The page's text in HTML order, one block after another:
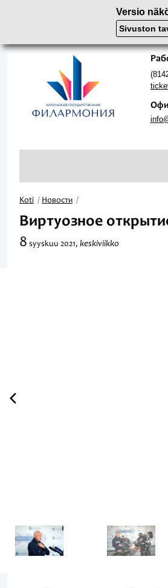
Versio
Sivuston
Koti Новости
Виртуозное
8 syyskuu 2021, keskiviikko